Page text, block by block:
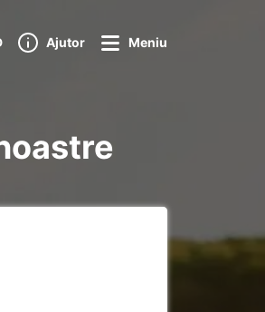
Ajutor Meniu